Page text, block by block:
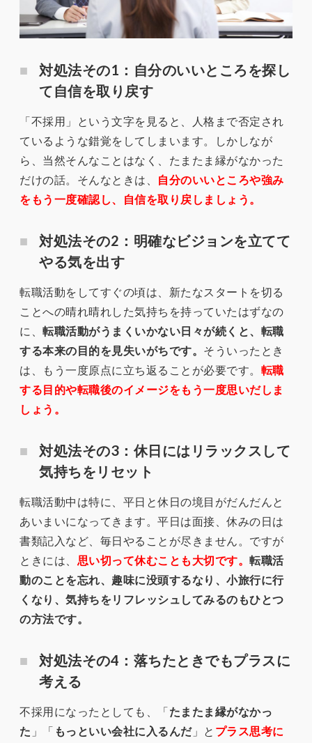
対処法その1：自分のいいところを探し
て自信を取り戻す
「不採用」という文字を見ると、人格まで否定され
ているような錯覚をしてしまいます。しかしなが
ら、当然そんなことはなく、たまたま縁がなかった
だけの話。そんなときは、
自分のいいところや強み
をもう一度確認し、自信を取り戻しましょう。
対処法その2：明確なビジョンを立てて
やる気を出す
転職活動をしてすぐの頃は、新たなスタートを切る
ことへの晴れ晴れした気持ちを持っていたはずなの
に、 転職活動がうまくいかない日々が続くと、転職
する本来の目的を見失いがちです。 そういったとき
は、もう一度原点に立ち返ることが必要です。 転職
する目的や転職後のイメージをもう一度思いだしま
しょう。
対処法その3：休日にはリラックスして
気持ちをリセット
転職活動中は特に、平日と休日の境目がだんだんと
あいまいになってきます。平日は面接、休みの日は
書類記入など、毎日やることが尽きません。ですが
ときには、 思い切って休むことも大切です。 転職活
動のことを忘れ、趣味に没頭するなり、小旅行に行
くなり、気持ちをリフレッシュしてみるのもひとつ
の方法です。
対処法その4：落ちたときでもプラスに
考える
不採用になったとしても、「たまたま縁がなかっ
た 」「 もっといい会社に入るんだ」と プラス思考に